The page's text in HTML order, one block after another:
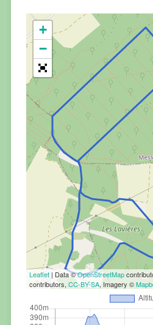
+
−
Leaflet| Data ©OpenStreetMap
contributors, CC-BY-SA, Imagery ©